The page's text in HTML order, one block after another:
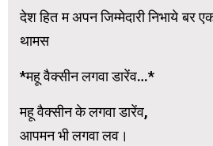
देश हित म अपन जिम्मेदारी निभाये बर
थामस
*महू वैक्सीन लगवा डारेंव…*
महू वैक्सीन के लगवा डारेंव,
आपमन भी लगवा लव।